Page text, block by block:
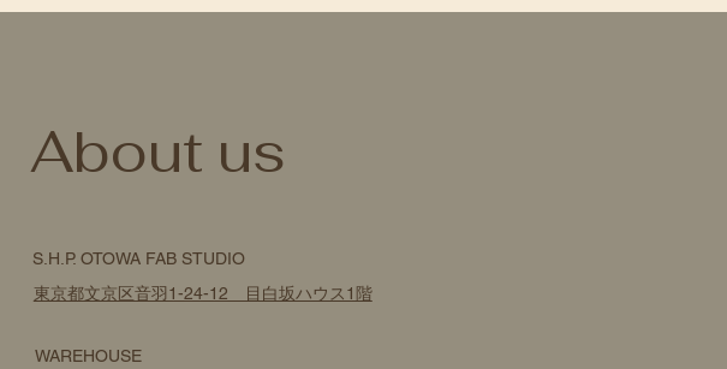
S.H.P. OTOWA FAB STUDIO
東京都文京区音羽1-24-12 目白坂ハウス1階
WAREHOUSE
​About us